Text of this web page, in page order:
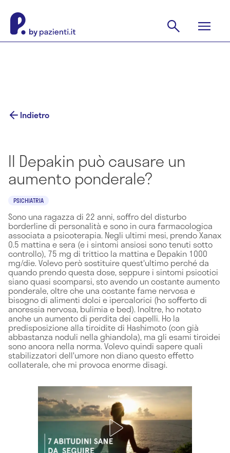
Indietro
Il Depakin può causare un
aumento ponderale?
PSICHIATRIA
Sono una ragazza di 22 anni, soffro del disturbo
borderline di personalità e sono in cura farmacologica
associata a psicoterapia. Negli ultimi mesi, prendo Xanax
0.5 mattina e sera (e i sintomi ansiosi sono tenuti sotto
controllo), 75 mg di trittico la mattina e Depakin 1000
mg/die. Volevo però sostituire quest'ultimo perché da
quando prendo questa dose, seppure i sintomi psicotici
siano quasi scomparsi, sto avendo un costante aumento
ponderale, oltre che una costante fame nervosa e
bisogno di alimenti dolci e ipercalorici (ho sofferto di
anoressia nervosa, bulimia e bed). Inoltre, ho notato
anche un aumento di perdita dei capelli. Ho la
predisposizione alla tiroidite di Hashimoto (con già
abbastanza noduli nella ghiandola), ma gli esami tiroidei
sono ancora nella norma. Volevo quindi sapere quali
stabilizzatori dell'umore non diano questo effetto
collaterale, che mi provoca enorme disagi.